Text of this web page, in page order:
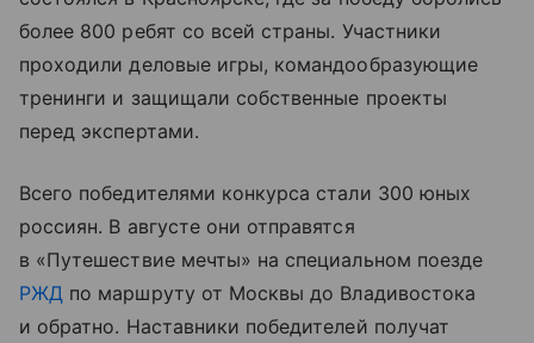
более 800 ребят со всей страны. Участники
проходили деловые игры, командообразующие
тренинги и защищали собственные проекты
перед экспертами.
Всего победителями конкурса стали 300 юных
россиян. В августе они отправятся
в «Путешествие мечты» на специальном поезде
РЖД по маршруту от Москвы до Владивостока
и обратно. Наставники победителей получат